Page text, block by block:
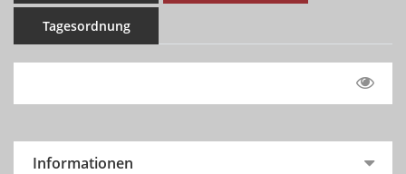
Tagesordnung
Informationen